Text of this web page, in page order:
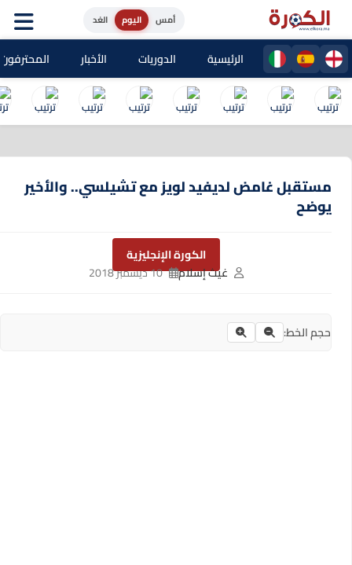
اليوم الغد
الرئيسية الدوريات الأخبار المحترفون
مستقبل غامض لديفيد لويز مع تشيلسي.. والأخير
يوضح
الكورة الإنجليزية
غيث إسلام
10 ديسمبر 2018
حجم الخط: